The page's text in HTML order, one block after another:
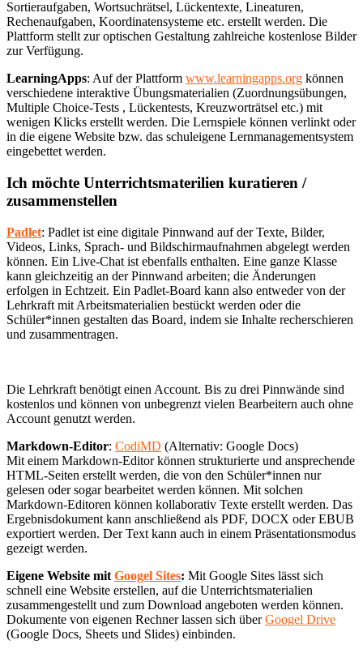
Sortieraufgaben, Wortsuchrätsel, Lückentexte, Lineaturen,
Rechenaufgaben, Koordinatensysteme etc. erstellt werden. Die
Plattform stellt zur optischen Gestaltung zahlreiche kostenlose Bilder
zur Verfügung.
LearningApps: Auf der Plattform www.learningapps.org können
verschiedene interaktive Übungsmaterialien (Zuordnungsübungen,
Multiple Choice-Tests , Lückentests, Kreuzworträtsel etc.) mit
wenigen Klicks erstellt werden. Die Lernspiele können verlinkt oder
in die eigene Website bzw. das schuleigene Lernmanagementsystem
eingebettet werden.
Ich möchte Unterrichtsmaterilien kuratieren /
zusammenstellen
Padlet: Padlet ist eine digitale Pinnwand auf der Texte, Bilder,
Videos, Links, Sprach- und Bildschirmaufnahmen abgelegt werden
können. Ein Live-Chat ist ebenfalls enthalten. Eine ganze Klasse
kann gleichzeitig an der Pinnwand arbeiten; die Änderungen
erfolgen in Echtzeit. Ein Padlet-Board kann also entweder von der
Lehrkraft mit Arbeitsmaterialien bestückt werden oder die
Schüler*innen gestalten das Board, indem sie Inhalte recherschieren
und zusammentragen.
Die Lehrkraft benötigt einen Account. Bis zu drei Pinnwände sind
kostenlos und können von unbegrenzt vielen Bearbeitern auch ohne
Account genutzt werden.
Markdown-Editor: CodiMD (Alternativ: Google Docs)
Mit einem Markdown-Editor können strukturierte und ansprechende
HTML-Seiten erstellt werden, die von den Schüler*innen nur
gelesen oder sogar bearbeitet werden können. Mit solchen
Markdown-Editoren können kollaborativ Texte erstellt werden. Das
Ergebnisdokument kann anschließend als PDF, DOCX oder EBUB
exportiert werden. Der Text kann auch in einem Präsentationsmodus
gezeigt werden.
Eigene Website mit Googel Sites: Mit Google Sites lässt sich
schnell eine Website erstellen, auf die Unterrichtsmaterialien
zusammengestellt und zum Download angeboten werden können.
Dokumente von eigenen Rechner lassen sich überGoogel Drive
(Google Docs, Sheets und Slides) einbinden.